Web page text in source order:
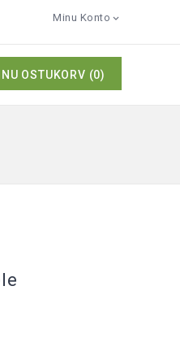
Minu Konto 
OSTUKORV (0)